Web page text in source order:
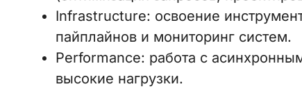
Infrastructure: освоение
пайплайнов и мониторинг систем.
Performance: работа с
высокие нагрузки.